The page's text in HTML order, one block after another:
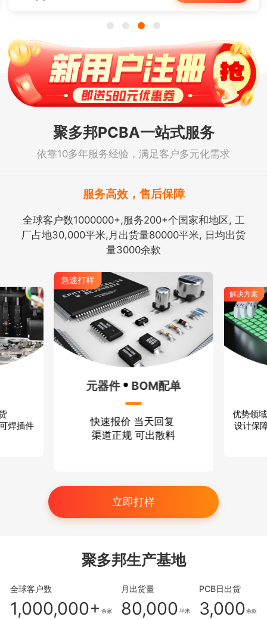
聚多邦PCBA一站式服务
依靠10多年服务经验，满足客户多元化需求
服务高效，售后保障
全球客户数1000000+,服务200+个国家和地区, 工
厂占地30,000平米,月出货量80000平米, 日均出货
量3000余款
天回复
出散料
解决方案
方案设计
优势领域：无线通信 消费电子
设计保障：严格保密 技术过硬
急速
立即打样
聚多邦生产基地
全球客户数
1,000,000+ 余家
月出货量
80,000 平米
PCB日出货
3,000 余款